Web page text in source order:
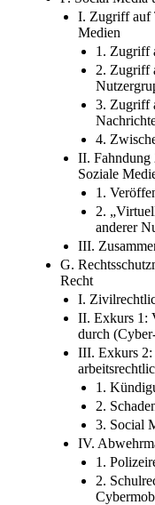
I. Zugriff auf
Medien
1. Zugriff
2. Zugriff
3. Zugriff
4.
II. Fahndung
Soziale
1.
2.
anderer
III.
G.
Recht
I.
II. Exkurs 1:
durch
III. Exkurs
1.
2.
3. Social
IV.
1.
2.